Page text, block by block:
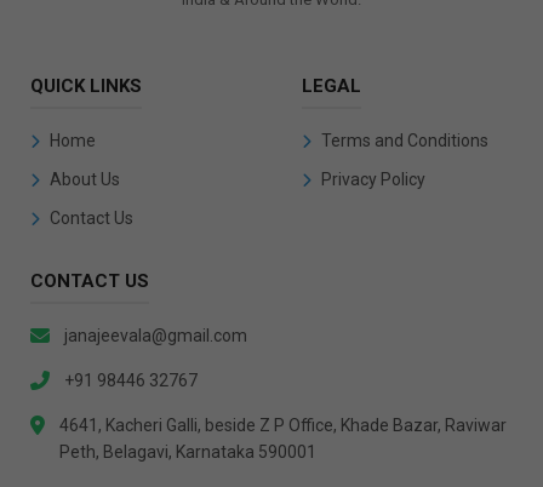
QUICK LINKS
Home
About Us
Contact Us
LEGAL
Terms and Conditions
Privacy Policy
CONTACT US
janajeevala@gmail.com
+91 98446 32767
4641, Kacheri Galli, beside Z P Office, Khade Bazar, Raviwar
Peth, Belagavi, Karnataka 590001